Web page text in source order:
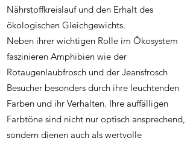
Nährstoffkreislauf und den Erhalt des
ökologischen Gleichgewichts.
Neben ihrer wichtigen Rolle im Ökosystem
faszinieren Amphibien wie der
Rotaugenlaubfrosch und der Jeansfrosch
Besucher besonders durch ihre leuchtenden
Farben und ihr Verhalten. Ihre auffälligen
Farbtöne sind nicht nur optisch ansprechend,
sondern dienen auch als wertvolle